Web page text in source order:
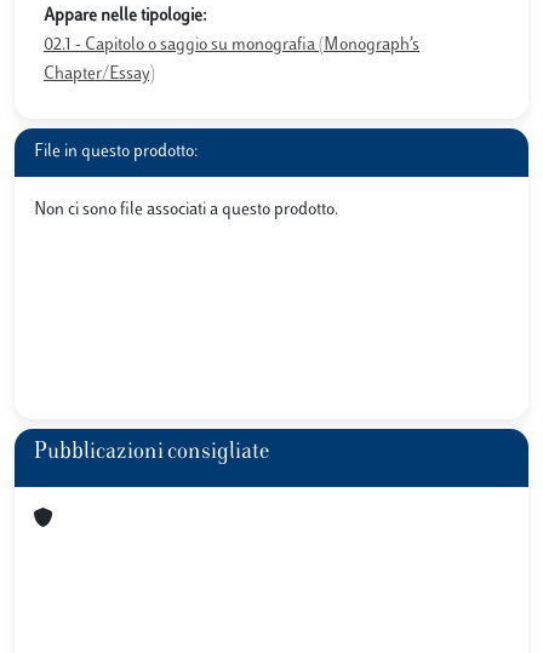
Appare nelle tipologie:
02.1 - Capitolo o saggio su monografia (Monograph’s
Chapter/Essay)
File in questo prodotto:
Non ci sono file associati a questo prodotto.
Pubblicazioni consigliate